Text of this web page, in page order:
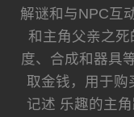
解谜和与NPC互
和主角父亲之
度、合成和器具
取金钱，用于购
记述 乐趣的主